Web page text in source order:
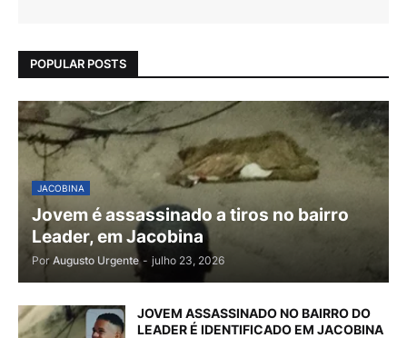
POPULAR POSTS
JACOBINA
Jovem é assassinado a tiros no bairro
Leader, em Jacobina
Por Augusto Urgente - julho 23, 2026
JOVEM ASSASSINADO NO BAIRRO DO
LEADER É IDENTIFICADO EM JACOBINA